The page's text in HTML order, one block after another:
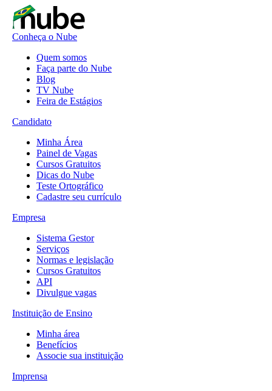
Conheça o Nube
Quem somos
Faça parte do Nube
Blog
TV Nube
Feira de Estágios
Candidato
Minha Área
Painel de Vagas
Cursos Gratuitos
Dicas do Nube
Teste Ortográfico
Cadastre seu currículo
Empresa
Sistema Gestor
Serviços
Normas e legislação
Cursos Gratuitos
API
Divulgue vagas
Instituição de Ensino
Minha área
Benefícios
Associe sua instituição
Imprensa